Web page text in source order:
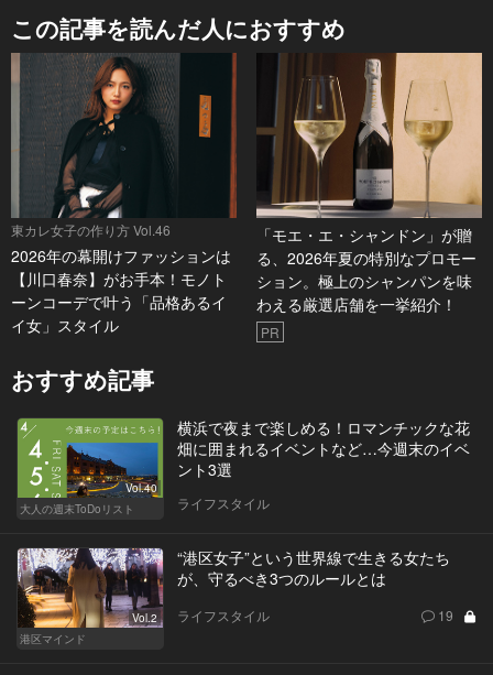
この記事を読んだ人におすすめ
東カレ女子の作り方 Vol.46
2026年の幕開けファッションは
【川口春奈】がお手本！モノト
ーンコーデで叶う「品格あるイ
イ女」スタイル
「モエ・エ・シャンドン」が贈
る、2026年夏の特別なプロモー
ション。極上のシャンパンを味
わえる厳選店舗を一挙紹介！
PR
おすすめ記事
Vol.40
大人の週末ToDoリスト
横浜で夜まで楽しめる！ロマンチックな花
畑に囲まれるイベントなど…今週末のイベ
ント3選
ライフスタイル
Vol.2
港区マインド
“港区女子”という世界線で生きる女たち
が、守るべき3つのルールとは
ライフスタイル 19